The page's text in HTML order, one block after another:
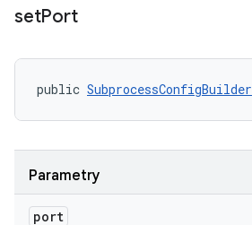
setPort
public SubprocessConfigBuilder
Parametry
port